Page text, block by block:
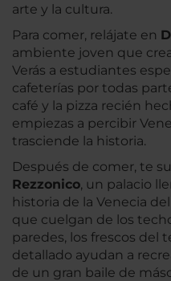
arte y la cultura.
Para comer, relájate en
ambiente joven que
Verás a estudiantes
cafeterías por todas
café y la pizza recién
empiezas a percibir
trasciende la historia.
Después de comer, te
Rezzonico, un palacio
historia de la Venecia
que cuelgan de los
paredes, los frescos del
detallado ayudan a
de un gran baile de